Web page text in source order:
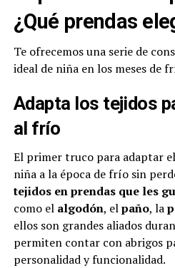
¿Qué prendas
Te ofrecemos una serie de
ideal de niña en los meses de
Adapta los tejidos
al frío
El primer truco para adaptar
niña a la época de frío sin
tejidos en prendas que les
como el algodón, elpaño, la
ellos son grandes aliados
permiten contar con abrigos
personalidad y funcionalidad.